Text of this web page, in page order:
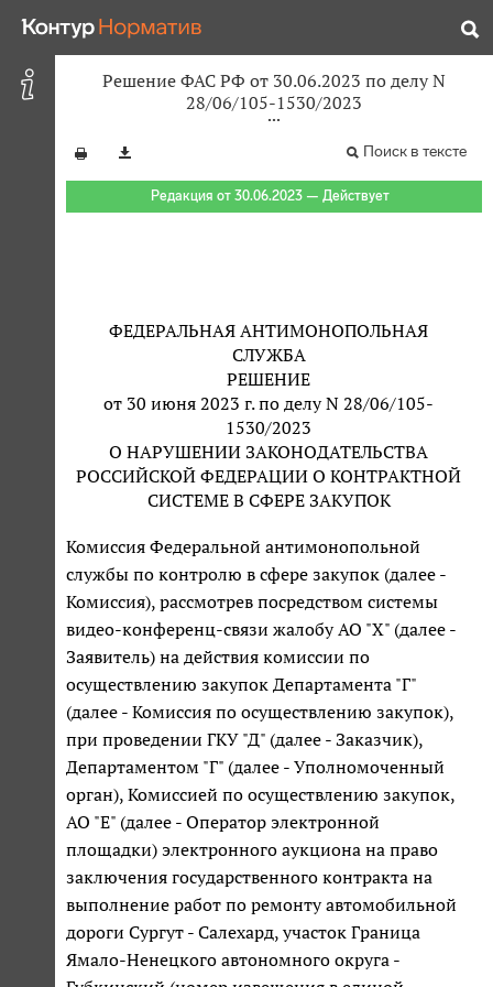
Решение ФАС РФ от 30.06.2023 по делу N
28/06/105-1530/2023
Поиск в тексте
Редакция от 30.06.2023 — Действует
ФЕДЕРАЛЬНАЯ АНТИМОНОПОЛЬНАЯ
СЛУЖБА
РЕШЕНИЕ
от 30 июня 2023 г. по делу N 28/06/105-
1530/2023
О НАРУШЕНИИ ЗАКОНОДАТЕЛЬСТВА
РОССИЙСКОЙ ФЕДЕРАЦИИ О КОНТРАКТНОЙ
СИСТЕМЕ В СФЕРЕ ЗАКУПОК
Комиссия Федеральной антимонопольной
службы по контролю в сфере закупок (далее -
Комиссия), рассмотрев посредством системы
видео-конференц-связи жалобу АО "Х" (далее -
Заявитель) на действия комиссии по
осуществлению закупок Департамента "Г"
(далее - Комиссия по осуществлению закупок),
при проведении ГКУ "Д" (далее - Заказчик),
Департаментом "Г" (далее - Уполномоченный
орган), Комиссией по осуществлению закупок,
АО "Е" (далее - Оператор электронной
площадки) электронного аукциона на право
заключения государственного контракта на
выполнение работ по ремонту автомобильной
дороги Сургут - Салехард, участок Граница
Ямало-Ненецкого автономного округа -